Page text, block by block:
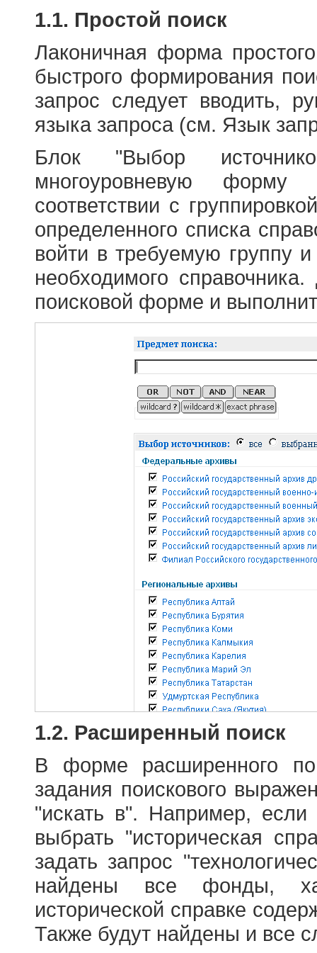
1.1. Простой поиск
Лаконичная форма
быстрого формирования
запрос следует вводить,
языка запроса (см. Язык
Блок "Выбор
многоуровневую форму
соответствии с
определенного списка
войти в требуемую группу и
необходимого
поисковой форме и
1.2. Расширенный поиск
В форме расширенного
задания поискового
"искать в". Например,
выбрать "историческая
задать запрос
найдены все фонды,
исторической справке
Также будут найдены и все